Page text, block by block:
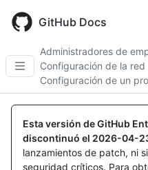
main
GitHub Docs
Administradores de
Configuración de la red
Configuración de un
Esta versión de GitHub
discontinuó el 2026-04-
lanzamientos de patch, ni
seguridad críticos. Para